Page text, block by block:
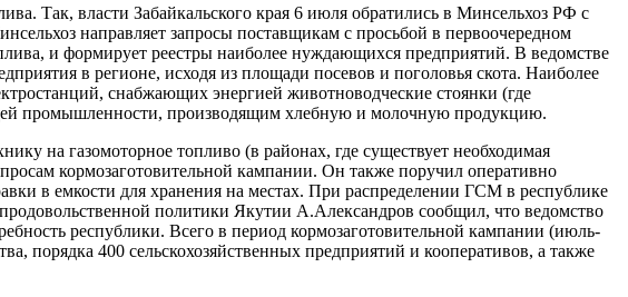
Так, власти Забайкальского края 6 июля обратились в Минсельхоз РФ с
направляет запросы поставщикам с просьбой в первоочередном
и формирует реестры наиболее нуждающихся предприятий. В ведомстве
в регионе, исходя из площади посевов и поголовья скота. Наиболее
снабжающих энергией животноводческие стоянки (где
промышленности, производящим хлебную и молочную продукцию.
на газомоторное топливо (в районах, где существует необходимая
кормозаготовительной кампании. Он также поручил оперативно
в емкости для хранения на местах. При распределении ГСМ в республике
политики Якутии А.Александров сообщил, что ведомство
республики. Всего в период кормозаготовительной кампании (июль-
порядка 400 сельскохозяйственных предприятий и кооперативов, а также